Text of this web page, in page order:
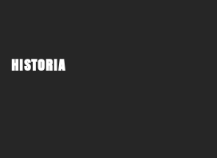
HISTORIA